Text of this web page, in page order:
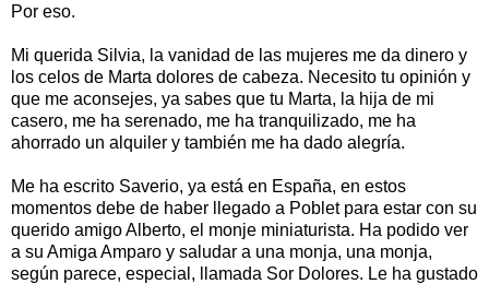
Por eso.
Mi querida Silvia, la vanidad de las mujeres me da dinero y
los celos de Marta dolores de cabeza. Necesito tu opinión y
que me aconsejes, ya sabes que tu Marta, la hija de mi
casero, me ha serenado, me ha tranquilizado, me ha
ahorrado un alquiler y también me ha dado alegría.
Me ha escrito Saverio, ya está en España, en estos
momentos debe de haber llegado a Poblet para estar con su
querido amigo Alberto, el monje miniaturista. Ha podido ver
a su Amiga Amparo y saludar a una monja, una monja,
según parece, especial, llamada Sor Dolores. Le ha gustado